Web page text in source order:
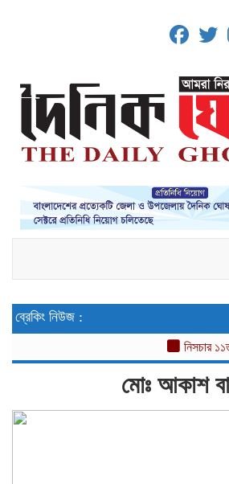
ব্রেকিং নিউজ :
নিসচার
মোঃ আকাশ